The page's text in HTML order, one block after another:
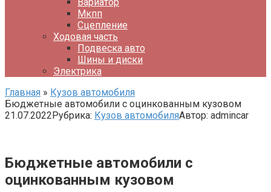
Мкпп
Сцепление
Ходовая часть
Подвеска авто
Шины и диски
Электрика
Главная » Кузов автомобиля
Бюджетные автомобили с оцинкованным кузовом
21.07.2022Рубрика: Кузов автомобиляАвтор: admincar
Бюджетные автомобили с
оцинкованным кузовом